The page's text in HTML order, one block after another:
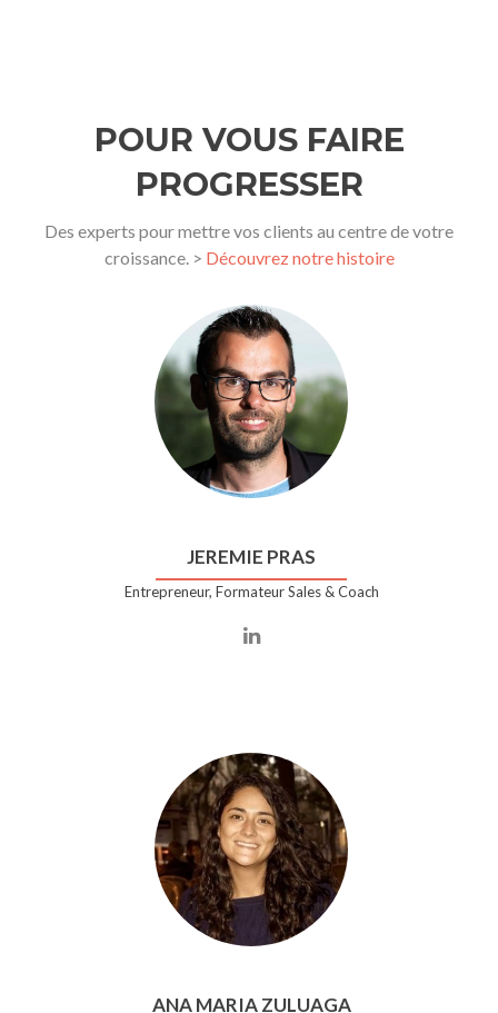
POUR VOUS FAIRE
PROGRESSER
Des experts pour mettre vos clients au centre de votre
croissance. > Découvrez notre histoire
JEREMIE PRAS
Entrepreneur, Formateur Sales & Coach
ANA MARIA ZULUAGA